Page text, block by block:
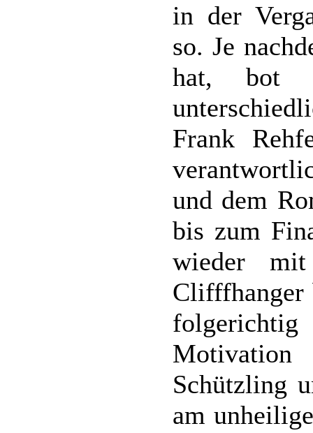
in der
so. Je
hat, bot
Frank
und dem
bis zum
wieder mit
Clifffhanger
Schützling
am